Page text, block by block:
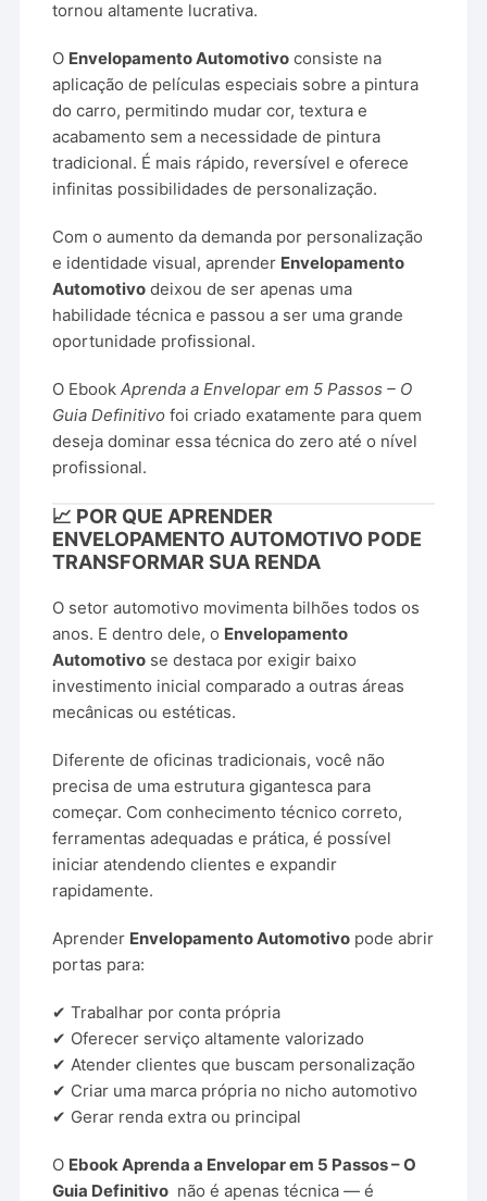
tornou altamente lucrativa.
O Envelopamento Automotivo consiste na
aplicação de películas especiais sobre a pintura
do carro, permitindo mudar cor, textura e
acabamento sem a necessidade de pintura
tradicional. É mais rápido, reversível e oferece
infinitas possibilidades de personalização.
Com o aumento da demanda por personalização
e identidade visual, aprender Envelopamento
Automotivo deixou de ser apenas uma
habilidade técnica e passou a ser uma grande
oportunidade profissional.
O EbookAprenda a Envelopar em 5 Passos – O
Guia Definitivo foi criado exatamente para quem
deseja dominar essa técnica do zero até o nível
profissional.
📈 POR QUE APRENDER
ENVELOPAMENTO AUTOMOTIVO PODE
TRANSFORMAR SUA RENDA
O setor automotivo movimenta bilhões todos os
anos. E dentro dele, o Envelopamento
Automotivo se destaca por exigir baixo
investimento inicial comparado a outras áreas
mecânicas ou estéticas.
Diferente de oficinas tradicionais, você não
precisa de uma estrutura gigantesca para
começar. Com conhecimento técnico correto,
ferramentas adequadas e prática, é possível
iniciar atendendo clientes e expandir
rapidamente.
Aprender Envelopamento Automotivo pode abrir
portas para:
✔ Trabalhar por conta própria
✔ Oferecer serviço altamente valorizado
✔ Atender clientes que buscam personalização
✔ Criar uma marca própria no nicho automotivo
✔ Gerar renda extra ou principal
O Ebook Aprenda a Envelopar em 5 Passos – O
Guia Definitivo não é apenas técnica — é